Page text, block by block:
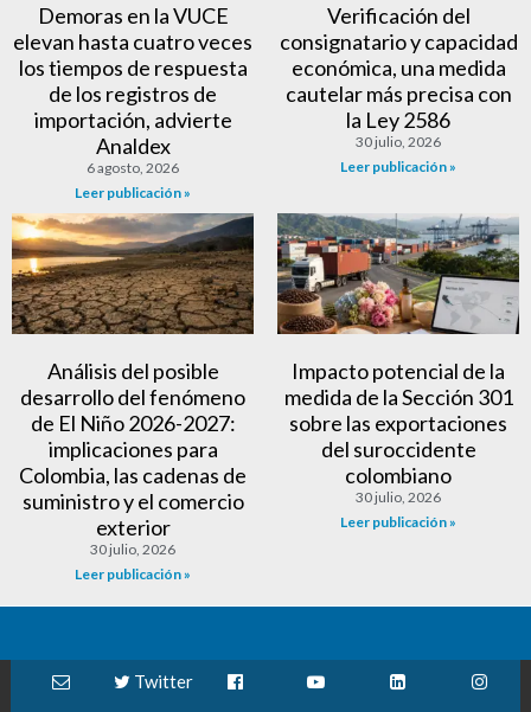
Demoras en la VUCE
elevan hasta cuatro veces
los tiempos de respuesta
de los registros de
importación, advierte
Analdex
6 agosto, 2026
Leer publicación »
Verificación del
consignatario y capacidad
económica, una medida
cautelar más precisa con
la Ley 2586
30 julio, 2026
Leer publicación »
Análisis del posible
desarrollo del fenómeno
de El Niño 2026-2027:
implicaciones para
Colombia, las cadenas de
suministro y el comercio
exterior
30 julio, 2026
Leer publicación »
Impacto potencial de la
medida de la Sección 301
sobre las exportaciones
del suroccidente
colombiano
30 julio, 2026
Leer publicación »
Twitter